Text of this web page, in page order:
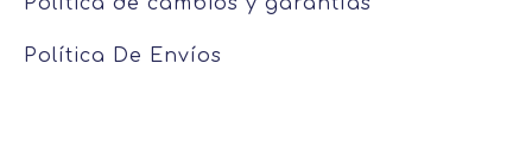
Política De Envíos